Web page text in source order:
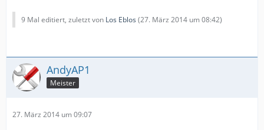
9 Mal editiert, zuletzt von Los Eblos (27. März 2014 um 08:42)
AndyAP1
Meister
27. März 2014 um 09:07